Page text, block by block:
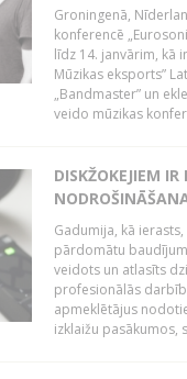
Groningenā,
konferencē
līdz 14. janvārim, kā
Mūzikas eksports”
„Bandmaster” un
veido mūzikas
DISKŽOKEJIEM
Gadumija, kā
pārdomātu
veidots un atlasīts
profesionālās
apmeklētājus
izklaižu pasākumos,